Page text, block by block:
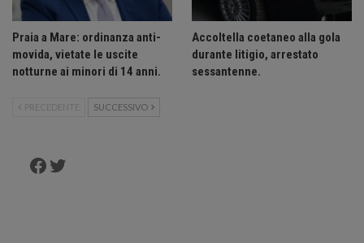
Praia a Mare: ordinanza anti-
movida, vietate le uscite
notturne ai minori di 14 anni.
Accoltella coetaneo alla gola
durante litigio, arrestato
sessantenne.
PRECEDENTE SUCCESSIVO
Facebook
Twitter